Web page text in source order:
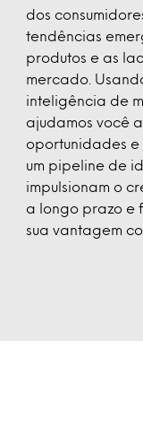
dos
tendências
produtos e as
mercado.
inteligência de
ajudamos você
oportunidades e
um pipeline de
impulsionam o
a longo prazo e
sua vantagem